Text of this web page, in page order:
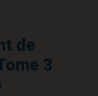
de
3